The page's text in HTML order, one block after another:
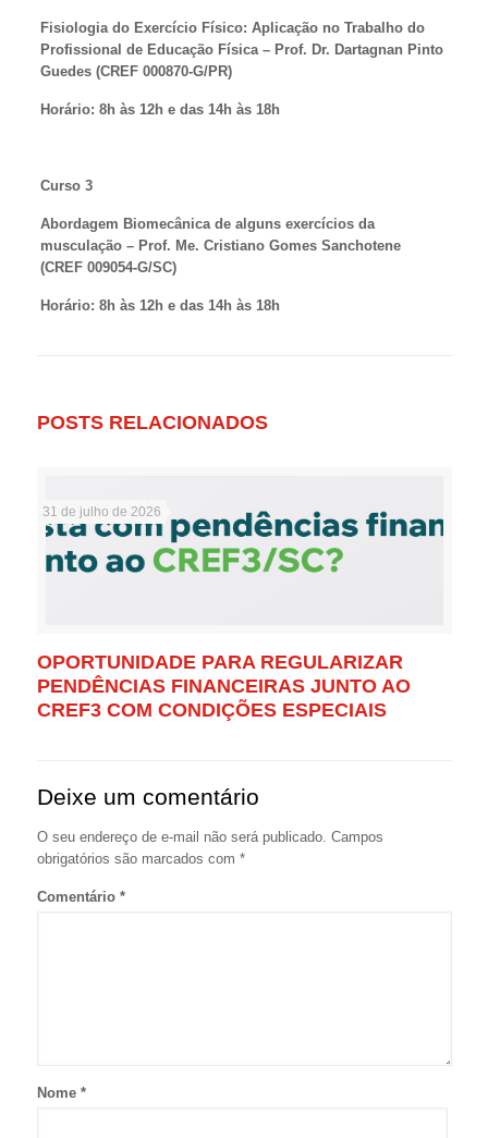
Fisiologia do Exercício Físico: Aplicação no Trabalho do
Profissional de Educação Física – Prof. Dr. Dartagnan Pinto
Guedes (CREF 000870-G/PR)
Horário: 8h às 12h e das 14h às 18h
Curso 3
Abordagem Biomecânica de alguns exercícios da
musculação – Prof. Me. Cristiano Gomes Sanchotene
(CREF 009054-G/SC)
Horário: 8h às 12h e das 14h às 18h
POSTS RELACIONADOS
31 de julho de 2026
OPORTUNIDADE PARA REGULARIZAR
PENDÊNCIAS FINANCEIRAS JUNTO AO
CREF3 COM CONDIÇÕES ESPECIAIS
Deixe um comentário
O seu endereço de e-mail não será publicado. Campos
obrigatórios são marcados com *
Comentário *
Nome *